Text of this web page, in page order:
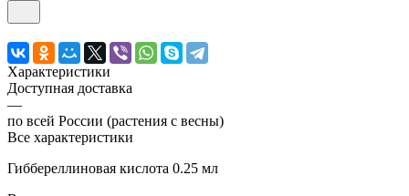
Характеристики
Доступная доставка
—
по всей России (растения с весны)
Все характеристики
Гиббереллиновая кислота 0.25 мл